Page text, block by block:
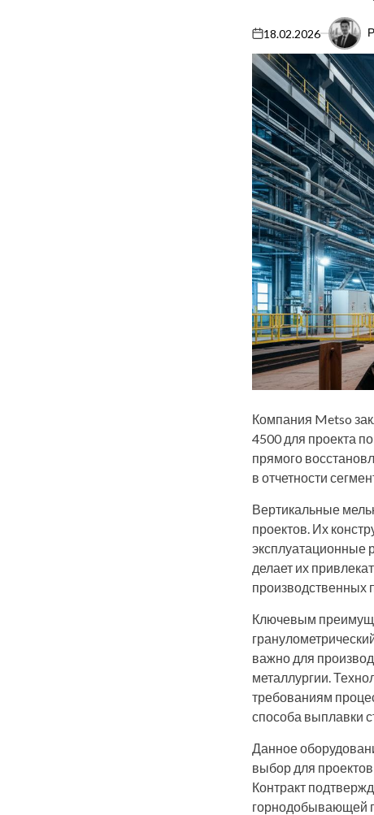
on
18.02.2026
Компания Metso
4500 для проекта
прямого
в отчетности
Вертикальные
проектов. Их
эксплуатационные
делает их
производственных
Ключевым
важно для
металлургии.
требованиям
способа выплавки
Данное
выбор для
Контракт
горнодобывающей